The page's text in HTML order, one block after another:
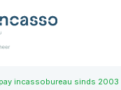
incassobureau sinds